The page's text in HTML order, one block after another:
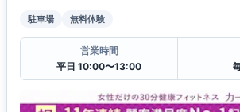
駐車場 無料体験
営業時間
平日 10:00〜13:00